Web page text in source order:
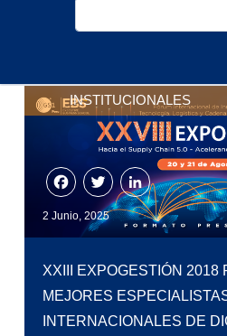
INSTITUCIONALES
Facebook
Twitter
2 Junio, 2025
XXIII EXPOGESTIÓN 2018
MEJORES
INTERNACIONALES DE